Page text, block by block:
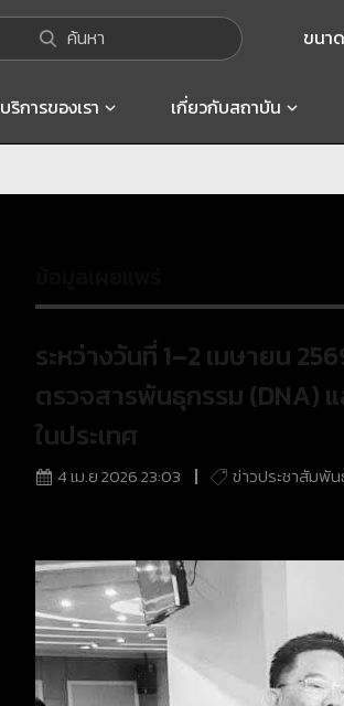
ค้นหา ขนา
บริการของเรา เกี่ยวกับสถาบัน
ระหว่างวันที่ 1–2 เมษายน
ตรวจสารพันธุกรรม (DNA) แ
ในประเทศ
4 เม.ย 2026 23:03 ข่าวประชาสัมพัน